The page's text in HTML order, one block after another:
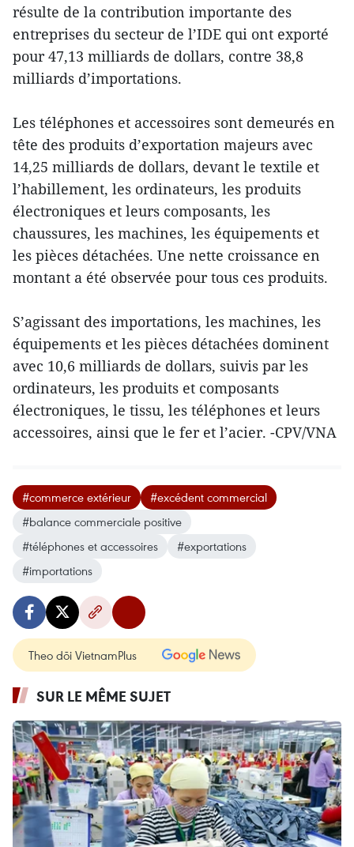
résulte de la contribution importante des
entreprises du secteur de l’IDE qui ont exporté
pour 47,13 milliards de dollars, contre 38,8
milliards d’importations.
Les téléphones et accessoires sont demeurés en
tête des produits d’exportation majeurs avec
14,25 milliards de dollars, devant le textile et
l’habillement, les ordinateurs, les produits
électroniques et leurs composants, les
chaussures, les machines, les équipements et
les pièces détachées. Une nette croissance en
montant a été observée pour tous ces produits.
S’agissant des importations, les machines, les
équipements et les pièces détachées dominent
avec 10,6 milliards de dollars, suivis par les
ordinateurs, les produits et composants
électroniques, le tissu, les téléphones et leurs
accessoires, ainsi que le fer et l’acier. -CPV/VNA
#commerce extérieur
#excédent commercial
#balance commerciale positive
#téléphones et accessoires
#exportations
#importations
Theo dõi VietnamPlus
SUR LE MÊME SUJET